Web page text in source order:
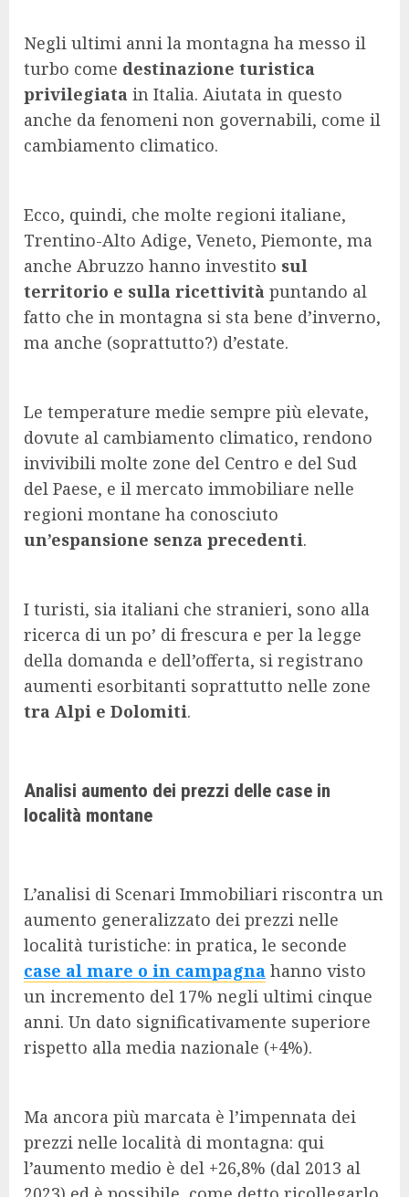
Negli ultimi anni la montagna ha messo il
turbo come destinazione turistica
privilegiata in Italia. Aiutata in questo
anche da fenomeni non governabili, come il
cambiamento climatico.
Ecco, quindi, che molte regioni italiane,
Trentino-Alto Adige, Veneto, Piemonte, ma
anche Abruzzo hanno investito sul
territorio e sulla ricettività puntando al
fatto che in montagna si sta bene d’inverno,
ma anche (soprattutto?) d’estate.
Le temperature medie sempre più elevate,
dovute al cambiamento climatico, rendono
invivibili molte zone del Centro e del Sud
del Paese, e il mercato immobiliare nelle
regioni montane ha conosciuto
un’espansione senza precedenti.
I turisti, sia italiani che stranieri, sono alla
ricerca di un po’ di frescura e per la legge
della domanda e dell’offerta, si registrano
aumenti esorbitanti soprattutto nelle zone
tra Alpi e Dolomiti.
Analisi aumento dei prezzi delle case in
località montane
L’analisi di Scenari Immobiliari riscontra un
aumento generalizzato dei prezzi nelle
località turistiche: in pratica, le seconde
case al mare o in campagna hanno visto
un incremento del 17% negli ultimi cinque
anni. Un dato significativamente superiore
rispetto alla media nazionale (+4%).
Ma ancora più marcata è l’impennata dei
prezzi nelle località di montagna: qui
l’aumento medio è del +26,8% (dal 2013 al